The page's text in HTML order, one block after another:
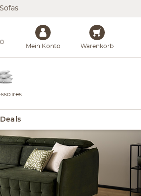
Mein Konto Warenkorb